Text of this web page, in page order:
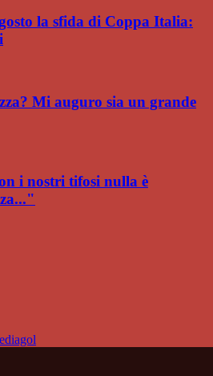
la sfida di Coppa Italia:
Mi auguro sia un grande
i nostri tifosi nulla è